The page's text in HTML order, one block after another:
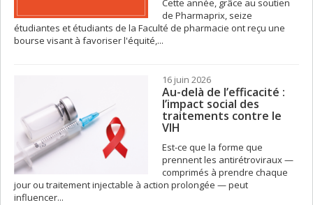
Cette année, grâce au soutien
de Pharmaprix, seize
étudiantes et étudiants de la Faculté de pharmacie ont reçu une
bourse visant à favoriser l'équité,...
16 juin 2026
Au-delà de l’efficacité :
l’impact social des
traitements contre le
VIH
Est-ce que la forme que
prennent les antirétroviraux —
comprimés à prendre chaque
jour ou traitement injectable à action prolongée — peut
influencer...